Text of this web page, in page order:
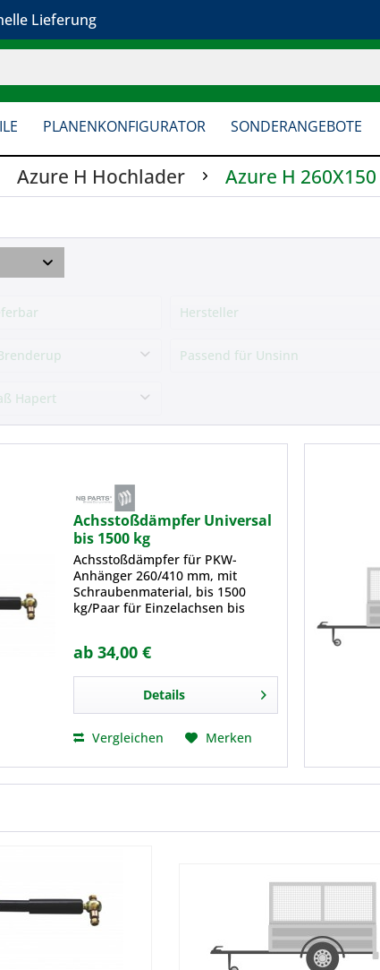
Lieferung
PLANENKONFIGURATOR SONDERANGEBOTE
Azure H Hochlader Azure H 260X150
bis 1500 kg
Achsstoßdämpfer für PKW-
1500kg, für Tandemachsen bis
3000kg
ab 34,00 €
Details
Vergleichen Merken
für PKW-Anhänger 260/410 mm, mit
Bordwandaufsatz für Hapert